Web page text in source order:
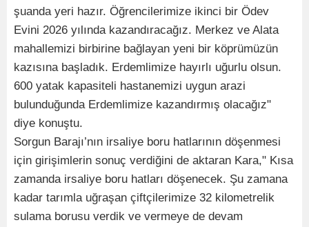
şuanda yeri hazır. Öğrencilerimize ikinci bir Ödev
Evini 2026 yılında kazandıracağız. Merkez ve Alata
mahallemizi birbirine bağlayan yeni bir köprümüzün
kazısına başladık. Erdemlimize hayırlı uğurlu olsun.
600 yatak kapasiteli hastanemizi uygun arazi
bulunduğunda Erdemlimize kazandırmış olacağız"
diye konuştu.
Sorgun Barajı’nın irsaliye boru hatlarının döşenmesi
için girişimlerin sonuç verdiğini de aktaran Kara," Kısa
zamanda irsaliye boru hatları döşenecek. Şu zamana
kadar tarımla uğraşan çiftçilerimize 32 kilometrelik
sulama borusu verdik ve vermeye de devam